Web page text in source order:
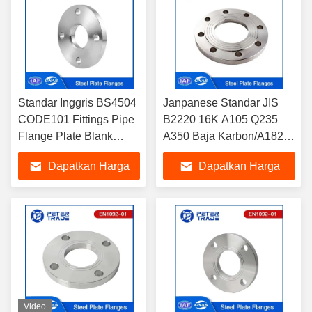
Standar Inggris BS4504
CODE101 Fittings Pipe
Flange Plate Blank
Flange DN10 hingga
DN2000 Untuk Industri
Minyak dan Gas
Dapatkan Harga
Janpanese Standar JIS
B2220 16K A105 Q235
A350 Baja Karbon/A182
F304 316 Plat Flange
PLRF PLFFDapatkan Harga
Video